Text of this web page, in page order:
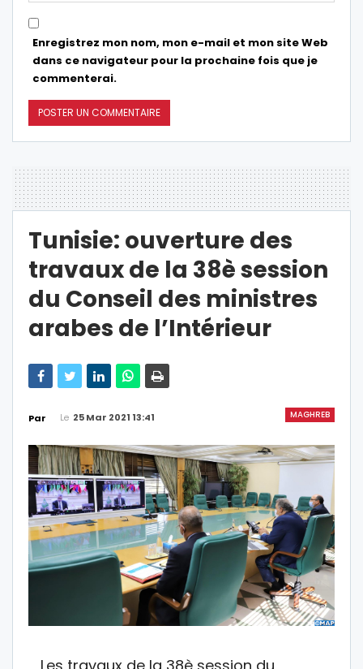
Enregistrez mon nom, mon e-mail et mon site Web
dans ce navigateur pour la prochaine fois que je
commenterai.
Tunisie: ouverture des
travaux de la 38è session
du Conseil des ministres
arabes de l’Intérieur
MAGHREB
Par Le 25 Mar 2021 13:41